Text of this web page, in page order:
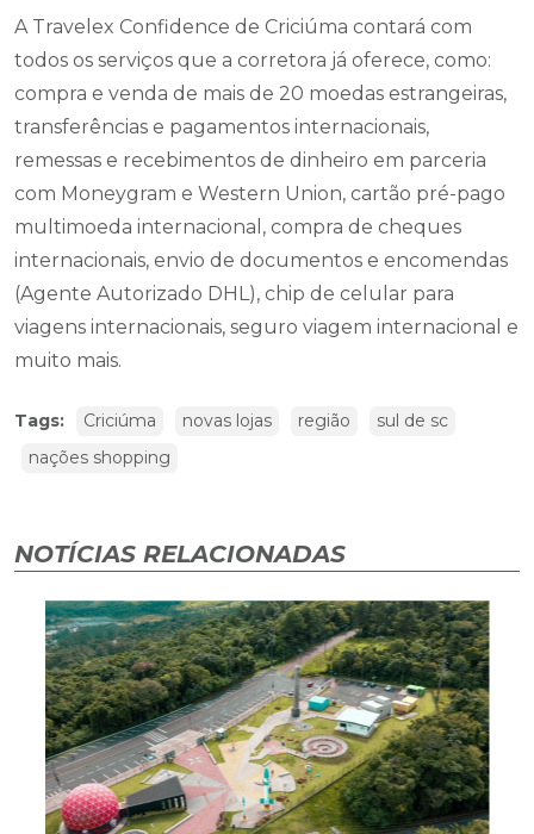
A Travelex Confidence de Criciúma contará com
todos os serviços que a corretora já oferece, como:
compra e venda de mais de 20 moedas estrangeiras,
transferências e pagamentos internacionais,
remessas e recebimentos de dinheiro em parceria
com Moneygram e Western Union, cartão pré-pago
multimoeda internacional, compra de cheques
internacionais, envio de documentos e encomendas
(Agente Autorizado DHL), chip de celular para
viagens internacionais, seguro viagem internacional e
muito mais.
Tags: Criciúma novas lojas região
sul de sc
nações shopping
NOTÍCIAS RELACIONADAS